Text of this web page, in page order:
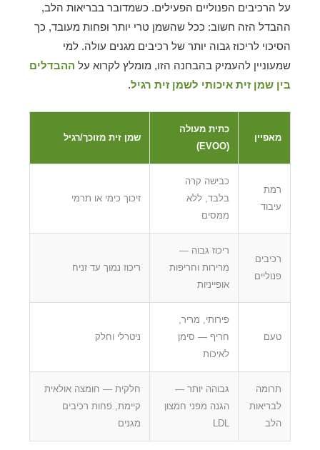
על הרכיבים הפנוליים הפעילים. כשמדובר בבריאות הלב,
ההבדל הזה חשוב: ככל שהשמן טרי יותר ופחות מעובד, כך
הסיכוי לריכוז גבוה יותר של רכיבים מגנים עולה. למי
שמעוניין להעמיק בהבחנה הזו, מומלץ לקרוא על ההבדלים
בין שמן זית איכותי לשמן זית רגיל.
מאפיין
כתית מעולה
(EVOO)
שמן זית מזוכך/רגיל
רמת
עיבוד
כבישה קרה
בלבד, ללא
ממסים
זיכוך כימי או תרמי
רכיבים
פנוליים
ריכוז גבוה —
מרירות וחריפות
אופייניות
ריכוז נמוך עד זניח
טעם
פירותי, מריר,
חריף — סימן
לאיכות
ניטרלי וחלק
תרומה
לבריאות
הלב
גבוהה יותר —
הגנה מפני חמצון
LDL
חלקית — חומצה אולאית
קיימת, פחות רכיבים
מגנים